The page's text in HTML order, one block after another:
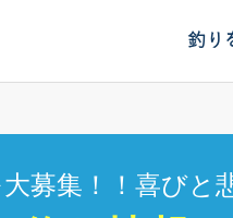
釣り
募集！！喜びと